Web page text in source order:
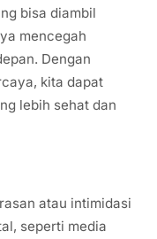
bisa diambil
mencegah
Dengan
kita dapat
lebih sehat dan
atau intimidasi
seperti media